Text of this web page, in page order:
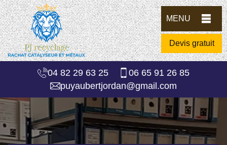
MENU
Devis gratuit
04 82 29 63 25
06 65 91 26 85
puyaubertjordan@gmail.com